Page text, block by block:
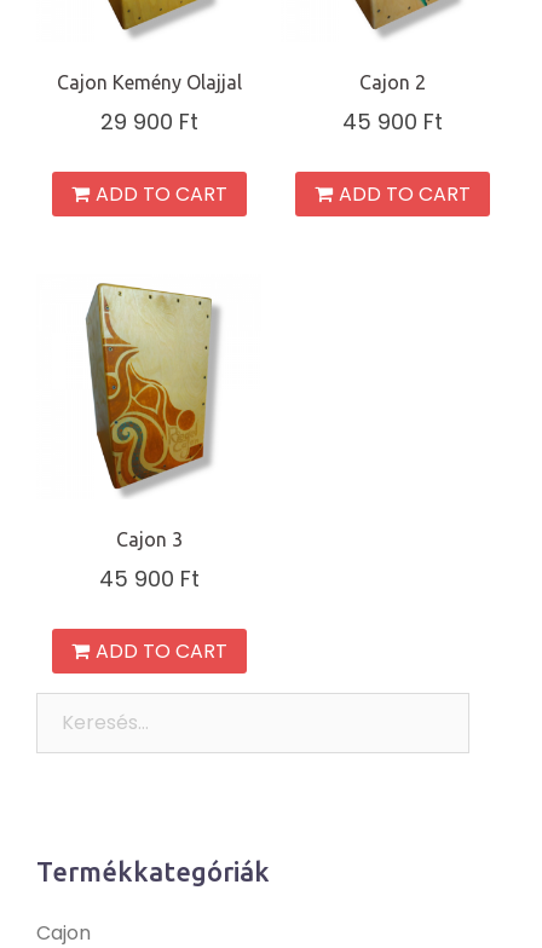
Cajon Kemény Olajjal
29 900 Ft
ADD TO CART
Cajon 2
45 900 Ft
ADD TO CART
Cajon 3
45 900 Ft
ADD TO CART
Termékkategóriák
Cajon